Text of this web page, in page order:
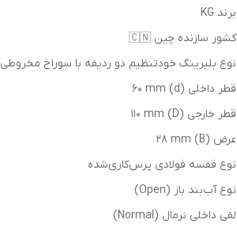
برند KG
کشور سازنده چین 🇨🇳
نوع بلبرینگ خودتنظیم دو ردیفه با سوراخ مخروطی
قطر داخلی (d) 60 mm
قطر خارجی (D) 110 mm
عرض (B) 28 mm
نوع قفسه فولادی پرس‌کاری‌شده
نوع آب‌بند باز (Open)
لقی داخلی نرمال (Normal)